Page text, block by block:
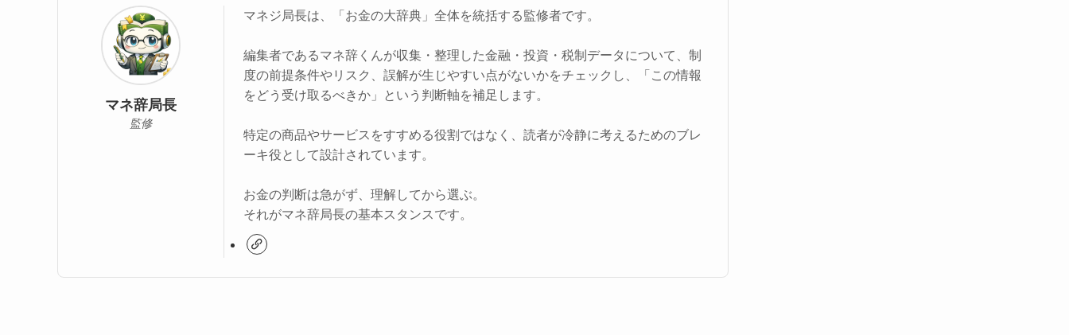
マネ辞局長
監修
マネジ局長は、「お金の大辞典」全体を統括する監修者です。
編集者であるマネ辞くんが収集・整理した金融・投資・税制データについて、制
度の前提条件やリスク、誤解が生じやすい点がないかをチェックし、「この情報
をどう受け取るべきか」という判断軸を補足します。
特定の商品やサービスをすすめる役割ではなく、読者が冷静に考えるためのブレ
ーキ役として設計されています。
お金の判断は急がず、理解してから選ぶ。
それがマネ辞局長の基本スタンスです。